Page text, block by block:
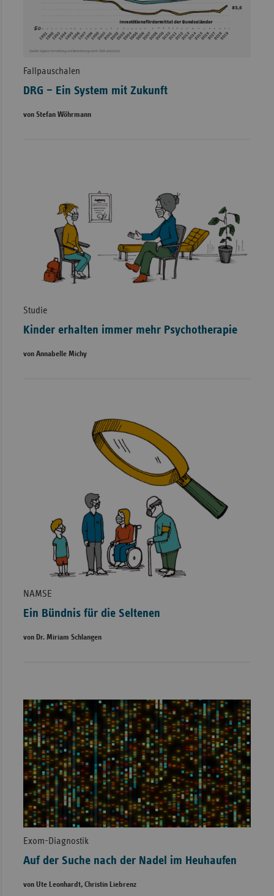
Fallpauschalen
DRG – Ein System mit Zukunft
von Stefan Wöhrmann
Studie
Kinder erhalten immer mehr Psychotherapie
von Annabelle Michy
NAMSE
Ein Bündnis für die Seltenen
von Dr. Miriam Schlangen
Exom-Diagnostik
Auf der Suche nach der Nadel im Heuhaufen
von Ute Leonhardt, Christin Liebrenz